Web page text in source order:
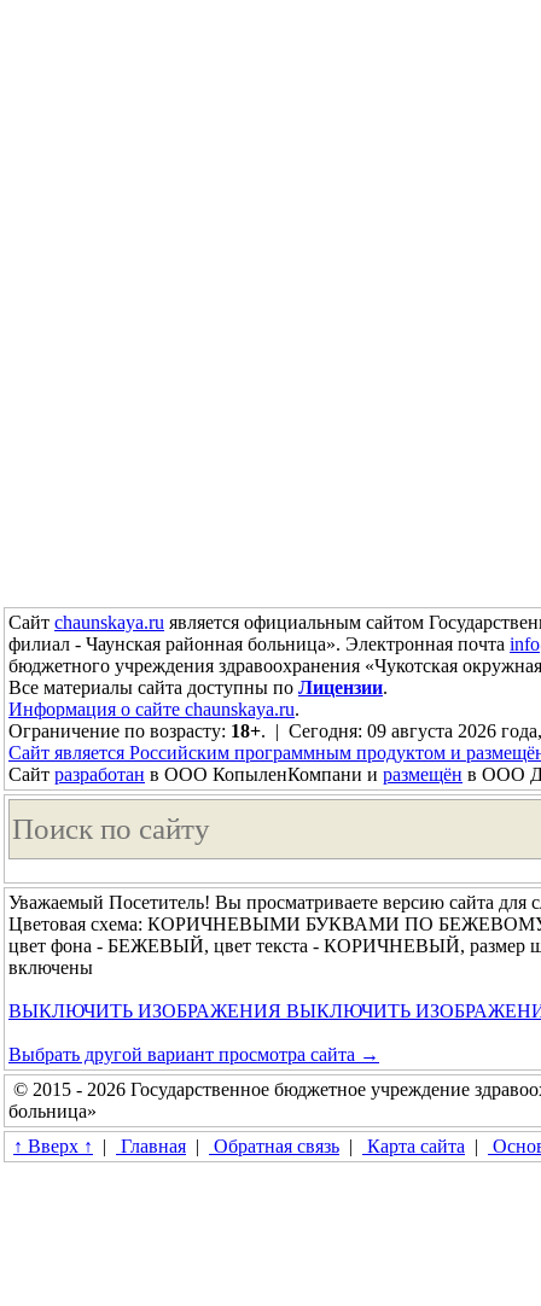
Сайт chaunskaya.ru является официальным сайтом
филиал - Чаунская районная больница». Электронная почта
бюджетного учреждения здравоохранения «Чукотская
Все материалы сайта доступны по Лицензии.
Информация о сайте chaunskaya.ru.
Ограничение по возрасту: 18+. | Сегодня: 09 августа 2026
Сайт является Российским программным продуктом и
Сайт разработан в ООО КопыленКомпани и размещён в ООО
Уважаемый Посетитель! Вы просматриваете версию сайта для
Цветовая схема: КОРИЧНЕВЫМИ БУКВАМИ ПО
цвет фона - БЕЖЕВЫЙ, цвет текста - КОРИЧНЕВЫЙ, размер
включены
ВЫКЛЮЧИТЬ ИЗОБРАЖЕНИЯ ВЫКЛЮЧИТЬ
Выбрать другой вариант просмотра сайта →
© 2015 - 2026 Государственное бюджетное учреждение
больница»
↑ Вверх ↑
| Главная | Обратная связь | Карта сайта |